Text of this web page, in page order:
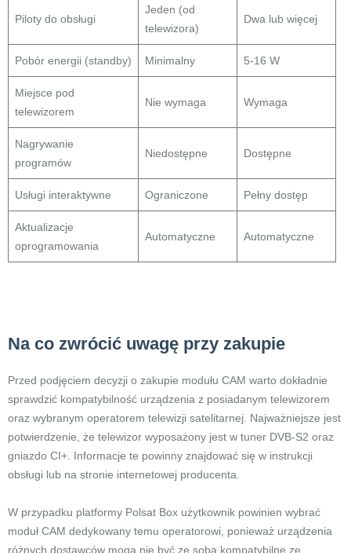
Piloty do obsługi
Jeden (od
telewizora)
Dwa lub więcej
Pobór energii (standby) Minimalny 5-16 W
Miejsce pod
telewizorem
Nie wymaga Wymaga
Nagrywanie
programów
Niedostępne Dostępne
Usługi interaktywne Ograniczone Pełny dostęp
Aktualizacje
oprogramowania
Automatyczne Automatyczne
Na co zwrócić uwagę przy zakupie
Przed podjęciem decyzji o zakupie modułu CAM warto dokładnie
sprawdzić kompatybilność urządzenia z posiadanym telewizorem
oraz wybranym operatorem telewizji satelitarnej. Najważniejsze jest
potwierdzenie, że telewizor wyposażony jest w tuner DVB-S2 oraz
gniazdo CI+. Informacje te powinny znajdować się w instrukcji
obsługi lub na stronie internetowej producenta.
W przypadku platformy Polsat Box użytkownik powinien wybrać
moduł CAM dedykowany temu operatorowi, ponieważ urządzenia
różnych dostawców mogą nie być ze sobą kompatybilne ze